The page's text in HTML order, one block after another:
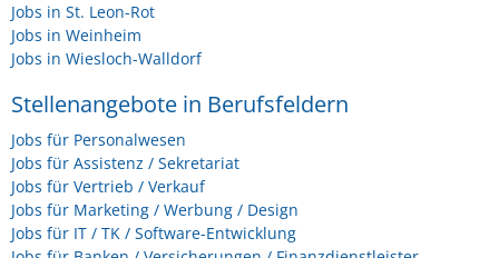
Jobs in St. Leon-Rot
Jobs in Weinheim
Jobs in Wiesloch-Walldorf
Stellenangebote in Berufsfeldern
Jobs für Personalwesen
Jobs für Assistenz / Sekretariat
Jobs für Vertrieb / Verkauf
Jobs für Marketing / Werbung / Design
Jobs für IT / TK / Software-Entwicklung